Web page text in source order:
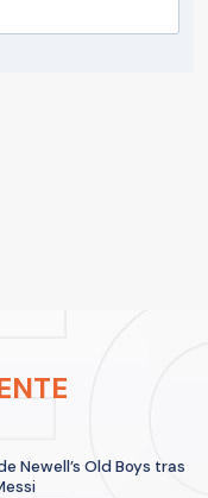
Newell’s Old Boys tras